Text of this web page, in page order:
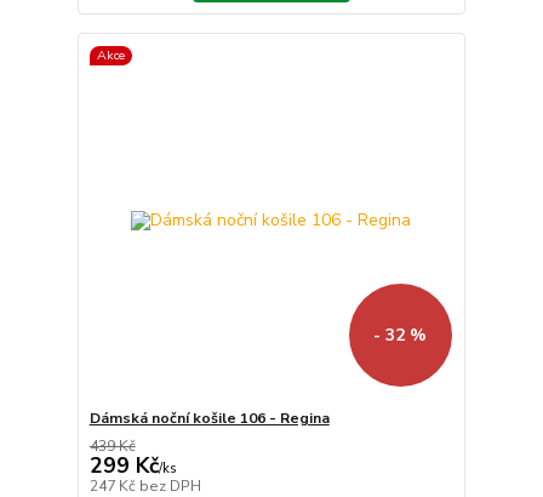
Akce
- 32 %
Dámská noční košile 106 - Regina
439 Kč
299 Kč/ks
247 Kč bez DPH